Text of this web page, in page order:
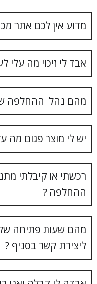
מדוע אין לכם אתר
אבד לי זיכוי מה עלי
מהם נהלי ההחלפה
יש לי מוצר פגום מה
רכשתי או קיבלתי
ההחלפה ?
מהם שעות פתיחה של
ליצירת קשר בסניף ?